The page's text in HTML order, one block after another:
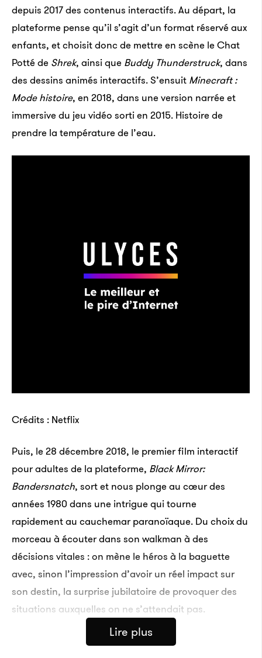
depuis 2017 des contenus interactifs. Au départ, la
plateforme pense qu’il s’agit d’un format réservé aux
enfants, et choisit donc de mettre en scène le Chat
Potté de Shrek, ainsi que Buddy Thunderstruck, dans
des dessins animés interactifs. S’ensuit Minecraft :
Mode histoire, en 2018, dans une version narrée et
immersive du jeu vidéo sorti en 2015. Histoire de
prendre la température de l’eau.
Crédits : Netflix
Puis, le 28 décembre 2018, le premier film interactif
pour adultes de la plateforme, Black Mirror:
Bandersnatch, sort et nous plonge au cœur des
années 1980 dans une intrigue qui tourne
rapidement au cauchemar paranoïaque. Du choix du
morceau à écouter dans son walkman à des
décisions vitales : on mène le héros à la baguette
avec, sinon l’impression d’avoir un réel impact sur
son destin, la surprise jubilatoire de provoquer des
situations auxquelles on ne s’attendait pas.
Une expérience que Netflix semble vouloir développer,
Lire plus